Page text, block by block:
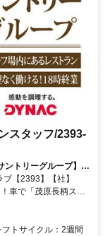
スタッフ/2393-
ントリーグループ】キ
境で安定したキャリ
【2393】【社】
車で「茂原長柄スマ
我駅」～約40分
トサイクル：2週間